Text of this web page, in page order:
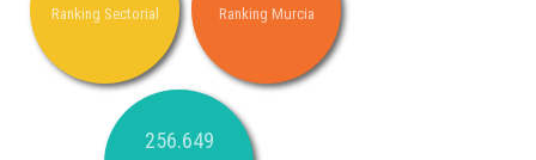
Ranking Sectorial Ranking Murcia
256.649